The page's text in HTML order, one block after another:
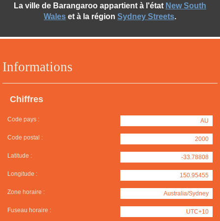
Informations
Chiffres
Code pays : AU
Code postal : 2000
Latitude : -33.78808
Longitude : 150.95455
Zone horaire : Australia/Sydney
Fuseau horaire : UTC+10
La ville de Barangaroo appartient à l'état New South
Wales et à la région Sydney Streets.